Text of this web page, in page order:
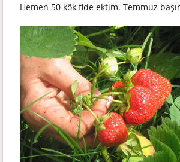
Hemen 50 kök fide ektim. Temmuz